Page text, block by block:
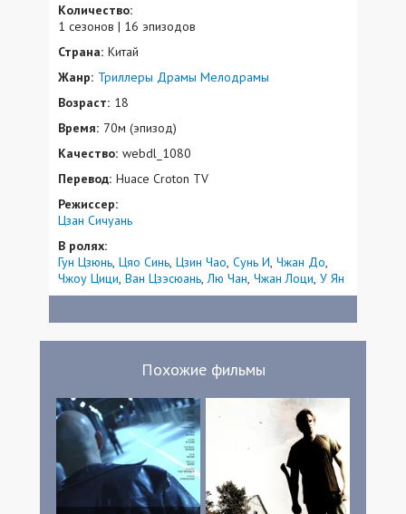
Количество:
1 сезонов | 16 эпизодов
Страна: Китай
Жанр: Триллеры Драмы Мелодрамы
Возраст: 18
Время: 70м (эпизод)
Качество: webdl_1080
Перевод: Huace Croton TV
Режиссер:
Цзан Сичуань
В ролях:
Гун Цзюнь Цяо Синь Цзин Чао Сунь И Чжан До
Чжоу Цици Ван Цзэсюань Лю Чан Чжан Лоци У Ян
Похожие фильмы